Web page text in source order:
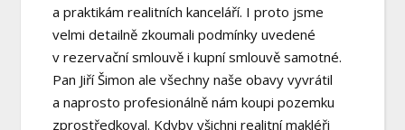
a praktikám realitních kanceláří. I proto jsme
velmi detailně zkoumali podmínky uvedené
v rezervační smlouvě i kupní smlouvě samotné.
Pan Jiří Šimon ale všechny naše obavy vyvrátil
a naprosto profesionálně nám koupi pozemku
zprostředkoval. Kdyby všichni realitní makléři